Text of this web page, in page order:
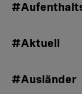
#Aktuell
#Ausländer